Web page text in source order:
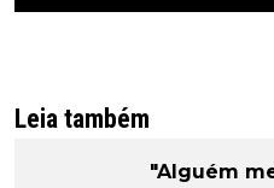
Leia também
"Alguém